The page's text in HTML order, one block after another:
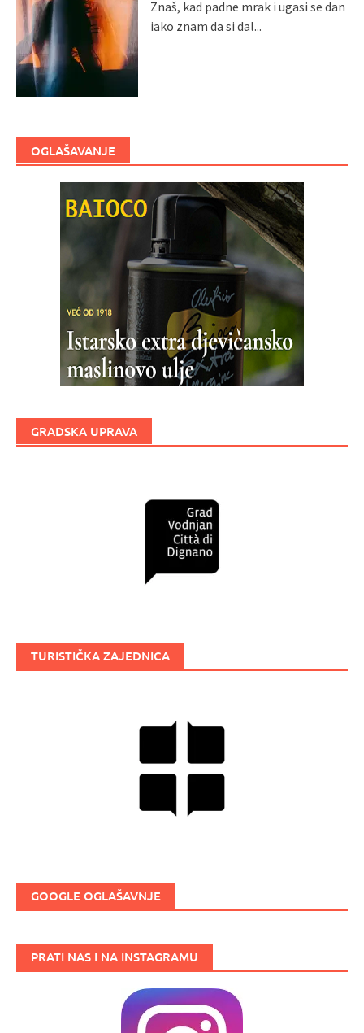
Znaš, kad padne mrak i ugasi se dan
iako znam da si dal...
OGLAŠAVANJE
GRADSKA UPRAVA
TURISTIČKA ZAJEDNICA
GOOGLE OGLAŠAVNJE
PRATI NAS I NA INSTAGRAMU